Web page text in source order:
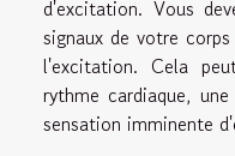
d'excitation. Vous
signaux de votre
l'excitation. Cela
rythme cardiaque,
sensation imminente